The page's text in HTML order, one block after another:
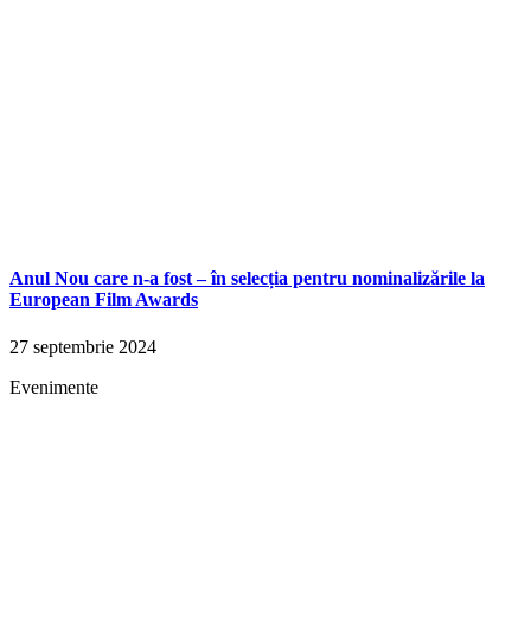
Anul Nou care n-a fost – în selecția pentru nominalizările la
European Film Awards
27 septembrie 2024
Evenimente